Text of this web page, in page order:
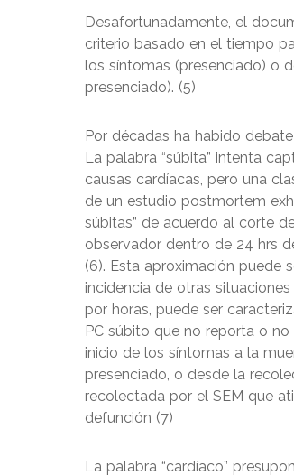
Desafortunadamente, el
criterio basado en el tiempo
los síntomas (presenciado) o
presenciado). (5)
Por décadas ha habido
La palabra “súbita” intenta
causas cardíacas, pero una
de un estudio postmortem
súbitas” de acuerdo al corte
observador dentro de 24 hrs
(6). Esta aproximación puede
incidencia de otras
por horas, puede ser
PC súbito que no reporta o
inicio de los síntomas a la
presenciado, o desde la
recolectada por el SEM que
defunción (7)
La palabra “cardíaco”